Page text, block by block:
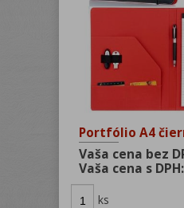
Portfólio A4
Vaša cena bez
Vaša cena s DPH:
ks